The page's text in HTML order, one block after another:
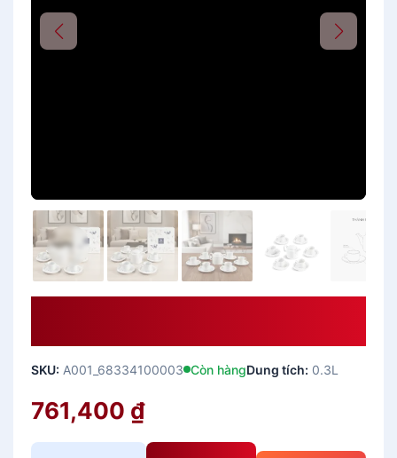
SKU: A001_68334100003 Còn hàngDung tích: 0.3L
761,400 ₫